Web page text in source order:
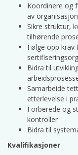
Koordinere og
av
Sikre struktur,
tilhørende
Følge opp krav
Bidra til
Samarbeide
etterlevelse i
Forberede og
kontroller
Bidra til
Kvalifikasjoner